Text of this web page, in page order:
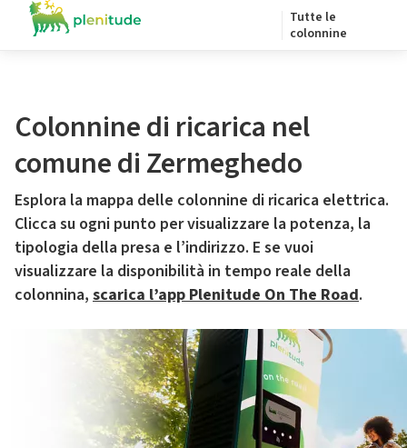
Tutte le
colonnine
Colonnine di ricarica nel
comune di Zermeghedo
Esplora la mappa delle colonnine di ricarica elettrica.
Clicca su ogni punto per visualizzare la potenza, la
tipologia della presa e l’indirizzo. E se vuoi
visualizzare la disponibilità in tempo reale della
colonnina, scarica l’app Plenitude On The Road.